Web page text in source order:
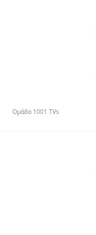
Ομάδα 1001 TVs